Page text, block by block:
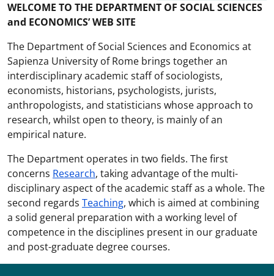
WELCOME TO THE DEPARTMENT OF SOCIAL SCIENCES
and ECONOMICS’ WEB SITE
The Department of Social Sciences and Economics at
Sapienza University of Rome brings together an
interdisciplinary academic staff of sociologists,
economists, historians, psychologists, jurists,
anthropologists, and statisticians whose approach to
research, whilst open to theory, is mainly of an
empirical nature.
The Department operates in two fields. The first
concerns Research, taking advantage of the multi-
disciplinary aspect of the academic staff as a whole. The
second regards Teaching, which is aimed at combining
a solid general preparation with a working level of
competence in the disciplines present in our graduate
and post-graduate degree courses.